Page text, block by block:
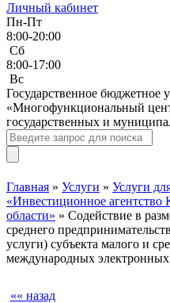
Личный кабинет
Пн-Пт
8:00-20:00
Сб
8:00-17:00
Bc
Государственное бюджетное
«Многофункциональный
государственных и
Главная » Услуги » Услуги
«Инвестиционное агентство
области» » Содействие в
среднего
услуги) субъекта малого и
международных
«« назад